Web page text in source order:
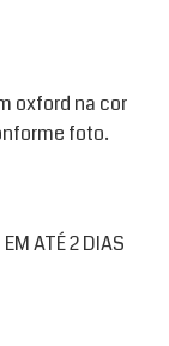
oxford na cor
foto.
ATÉ 2 DIAS